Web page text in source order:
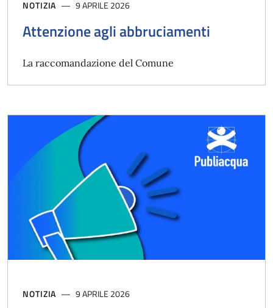
NOTIZIA 9 APRILE 2026
Attenzione agli abbruciamenti
La raccomandazione del Comune
NOTIZIA 9 APRILE 2026